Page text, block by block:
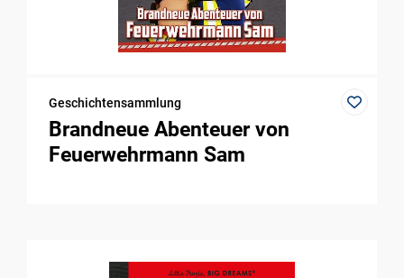
Geschichtensammlung
Brandneue Abenteuer von
Feuerwehrmann Sam